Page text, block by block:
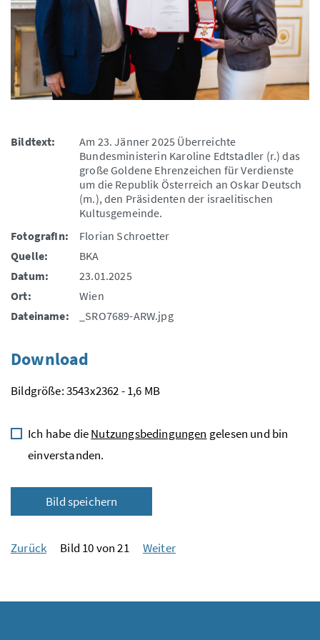
Bildtext:
Am 23. Jänner 2025 Überreichte
Bundesministerin Karoline Edtstadler (r.) das
große Goldene Ehrenzeichen für Verdienste
um die Republik Österreich an Oskar Deutsch
(m.), den Präsidenten der israelitischen
Kultusgemeinde.
FotografIn:
Florian Schroetter
Quelle:
BKA
Datum:
23.01.2025
Ort:
Wien
Dateiname:
_SRO7689-ARW.jpg
Download
Bildgröße: 3543x2362 - 1,6 MB
Ich habe dieNutzungsbedingungen gelesen und bin
einverstanden.
Bild speichern
Zurück Bild 10 von 21 Weiter